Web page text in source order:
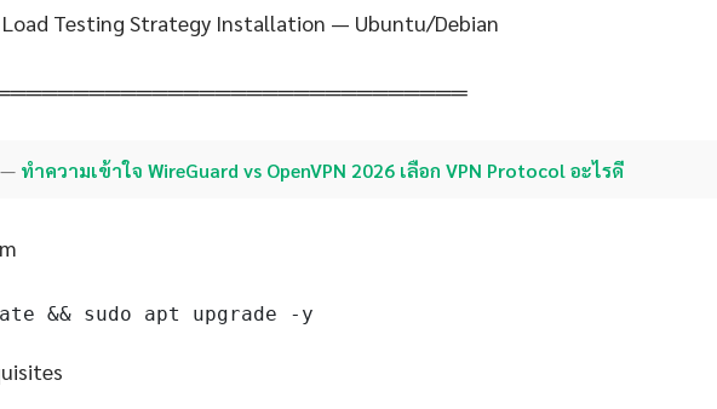
Load Testing Strategy Installation — Ubuntu/Debian
— ทำความเข้าใจ WireGuard vs OpenVPN 2026 เลือก VPN Protocol อะไรดี
&& sudo apt upgrade -y